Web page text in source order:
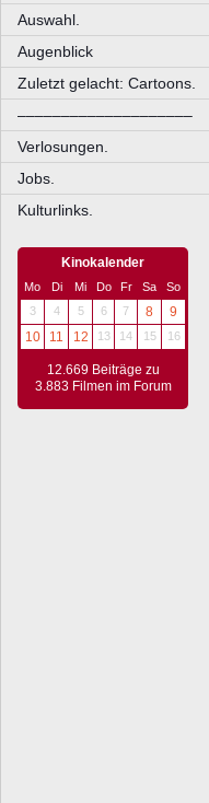
Auswahl.
Augenblick
Zuletzt gelacht: Cartoons.
––––––––––––––––––––
Verlosungen.
Jobs.
Kulturlinks.
Kinokalender
Mo Di Mi Do Fr Sa
So
3
4 5 6 7 8
9
10
11 12 13 14 15 16
12.669 Beiträge zu
3.883 Filmen im Forum